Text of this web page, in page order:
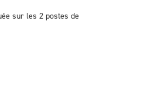
sur les 2 postes de